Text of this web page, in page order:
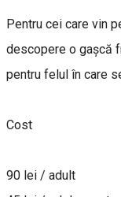
Pentru cei care vin
descopere o gașcă
pentru felul în care
Cost
90 lei / adult